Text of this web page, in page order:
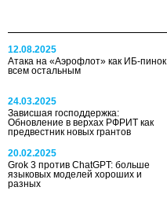
12.08.2025
Атака на «Аэрофлот» как ИБ-пинок
всем остальным
24.03.2025
Зависшая господдержка:
Обновление в верхах РФРИТ как
предвестник новых грантов
20.02.2025
Grok 3 против ChatGPT: больше
языковых моделей хороших и
разных